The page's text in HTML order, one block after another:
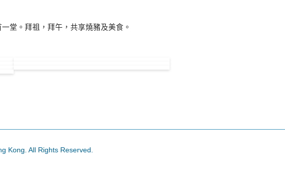
堂。拜祖，拜午，共享燒豬及美食。
Kong. All Rights Reserved.